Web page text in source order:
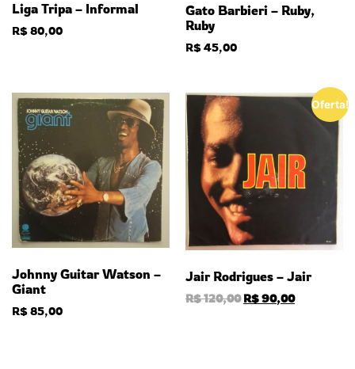
Liga Tripa – Informal
R$80,00
Gato Barbieri – Ruby,
Ruby
R$45,00
Johnny Guitar Watson –
Giant
R$85,00
Oferta!
Jair Rodrigues – Jair
R$120,00R$90,00